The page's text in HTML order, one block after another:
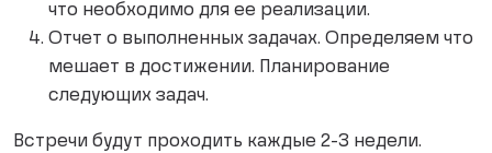
что необходимо для ее реализации.
Отчет о выполненных задачах. Определяем что
мешает в достижении. Планирование
следующих задач.
Встречи будут проходить каждые 2-3 недели.